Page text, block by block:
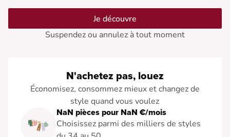
Je découvre
Suspendez ou annulez à tout moment
N'achetez pas, louez
Économisez, consommez mieux et changez de
style quand vous voulez
NaN pièces pour NaN €/mois
Choisissez parmi des milliers de styles